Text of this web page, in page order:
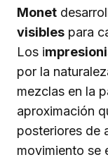
Monet
visibles para
Los i
por la
mezclas en la
aproximación
posteriores de
movimiento se